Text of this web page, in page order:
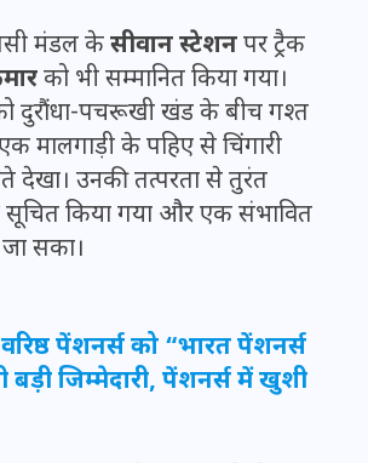
मंडल केसीवान स्टेशनपर ट्रैक
को भी सम्मानित किया गया।
दुरौंधा-पचरूखी खंड के बीच गश्त
मालगाड़ी के पहिए से चिंगारी
उनकी तत्परता से तुरंत
सूचित किया गया और एक संभावित
जा सका।
पेंशनर्स को “भारत पेंशनर्स
बड़ी जिम्मेदारी, पेंशनर्स में खुशी